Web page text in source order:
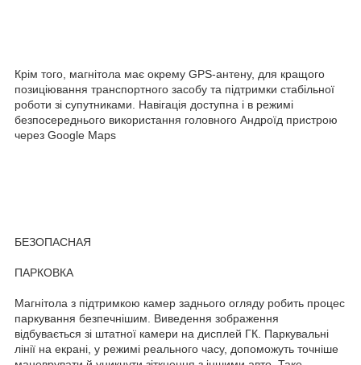
Крім того, магнітола має окрему GPS-антену, для кращого
позиціювання транспортного засобу та підтримки стабільної
роботи зі супутниками. Навігація доступна і в режимі
безпосереднього використання головного Андроїд пристрою
через Google Maps
БЕЗОПАСНАЯ
ПАРКОВКА
Магнітола з підтримкою камер заднього огляду робить процес
паркування безпечнішим. Виведення зображення
відбувається зі штатної камери на дисплей ГК. Паркувальні
лінії на екрані, у режимі реального часу, допоможуть точніше